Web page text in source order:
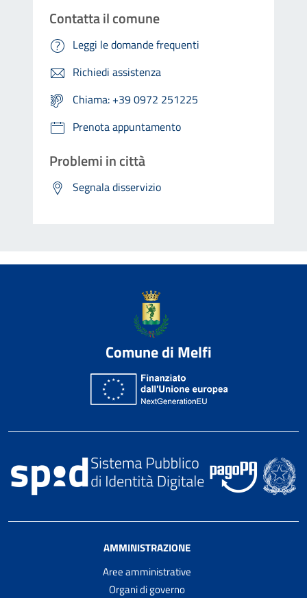
Contatta il comune
Leggi le domande frequenti
Richiedi assistenza
Chiama: +39 0972 251225
Prenota appuntamento
Problemi in città
Segnala disservizio
Comune di Melfi
AMMINISTRAZIONE
Aree amministrative
Organi di governo